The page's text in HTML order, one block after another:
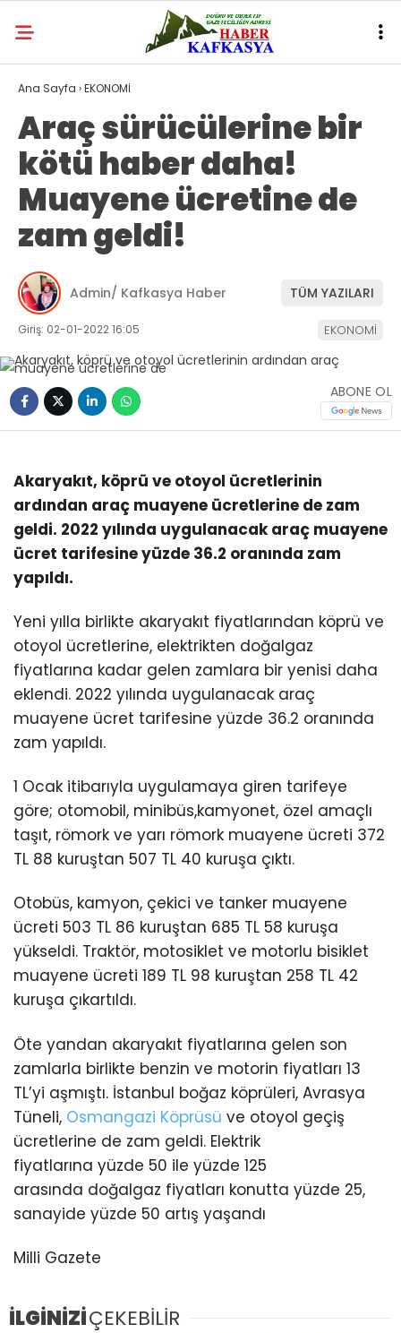
Ana Sayfa ›EKONOMİ
Araç sürücülerine bir
kötü haber daha!
Muayene ücretine de
zam geldi!
Admin/ Kafkasya Haber TÜM YAZILARI
Giriş: 02-01-2022 16:05 EKONOMİ
ABONE OL
Akaryakıt, köprü ve otoyol ücretlerinin
ardından araç muayene ücretlerine de zam
geldi. 2022 yılında uygulanacak araç muayene
ücret tarifesine yüzde 36.2 oranında zam
yapıldı.
Yeni yılla birlikte akaryakıt fiyatlarından köprü ve
otoyol ücretlerine, elektrikten doğalgaz
fiyatlarına kadar gelen zamlara bir yenisi daha
eklendi. 2022 yılında uygulanacak araç
muayene ücret tarifesine yüzde 36.2 oranında
zam yapıldı.
1 Ocak itibarıyla uygulamaya giren tarifeye
göre; otomobil, minibüs,kamyonet, özel amaçlı
taşıt, römork ve yarı römork muayene ücreti 372
TL 88 kuruştan 507 TL 40 kuruşa çıktı.
Otobüs, kamyon, çekici ve tanker muayene
ücreti 503 TL 86 kuruştan 685 TL 58 kuruşa
yükseldi. Traktör, motosiklet ve motorlu bisiklet
muayene ücreti 189 TL 98 kuruştan 258 TL 42
kuruşa çıkartıldı.
Öte yandan akaryakıt fiyatlarına gelen son
zamlarla birlikte benzin ve motorin fiyatları 13
TL’yi aşmıştı. İstanbul boğaz köprüleri, Avrasya
Tüneli, Osmangazi Köprüsü ve otoyol geçiş
ücretlerine de zam geldi. Elektrik
fiyatlarına yüzde 50 ile yüzde 125
arasında doğalgaz fiyatları konutta yüzde 25,
sanayide yüzde 50 artış yaşandı
Milli Gazete
İLGİNİZİÇEKEBİLİR